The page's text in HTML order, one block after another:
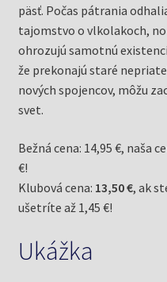
päsť. Počas pátrania
tajomstvo o vlkolakoch,
ohrozujú samotnú
že prekonajú staré
nových spojencov, môžu
svet.
Bežná cena: 14,95 €, naša
€!
Klubová cena: 13,50 €, ak
ušetríte až 1,45 €!
Ukážka